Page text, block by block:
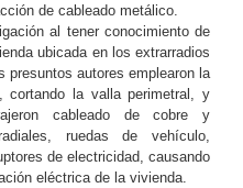
de cableado metálico.
al tener conocimiento de
ubicada en los extrarradios
presuntos autores emplearon la
cortando la valla perimetral, y
cableado de cobre y
ruedas de vehículo,
de electricidad, causando
eléctrica de la vivienda.